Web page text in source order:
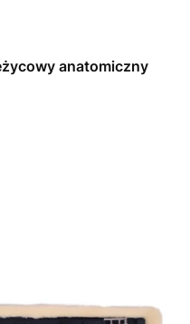
anatomiczny